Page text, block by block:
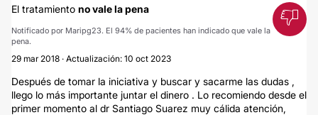
El tratamiento no vale la pena
Notificado por Maripg23. El 94% de pacientes han indicado que vale la
pena.
29 mar 2018 · Actualización: 10 oct 2023
Después de tomar la iniciativa y buscar y sacarme las dudas ,
llego lo más importante juntar el dinero . Lo recomiendo desde el
primer momento al dr Santiago Suarez muy cálida atención,